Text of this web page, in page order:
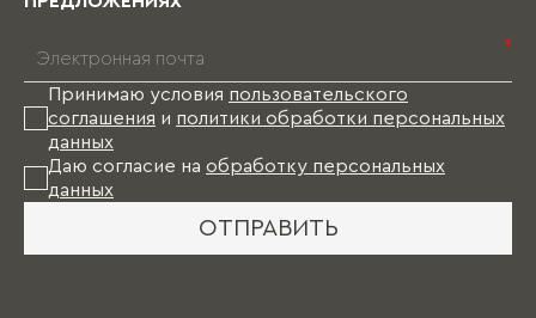
*
Принимаю условия пользовательского
соглашения и политики обработки персональных
данных
Даю согласие на обработку персональных
данных
ОТПРАВИТЬ